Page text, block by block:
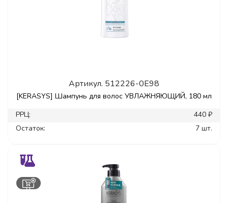
Артикул. 512226-0E98
[KERASYS] Шампунь для волос УВЛАЖНЯЮЩИЙ, 180 мл
РРЦ:
440 ₽
Остаток:
7 шт.